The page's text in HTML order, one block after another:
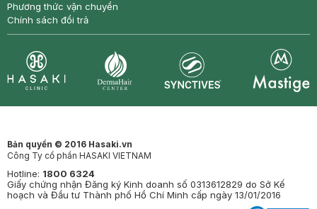
Phương thức vận chuyển
Chính sách đổi trả
Bản quyền © 2016 Hasaki.vn
Công Ty cổ phần HASAKI VIETNAM
Hotline: 1800 6324
Giấy chứng nhận Đăng ký Kinh doanh số 0313612829 do Sở Kế
hoạch và Đầu tư Thành phố Hồ Chí Minh cấp ngày 13/01/2016